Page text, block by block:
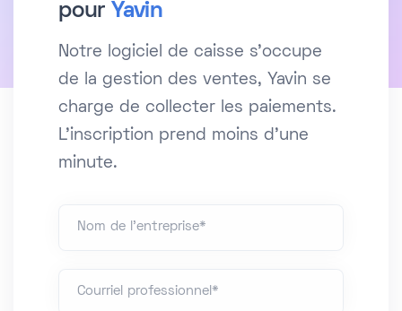
pour Yavin
Notre logiciel de caisse s'occupe
de la gestion des ventes, Yavin se
charge de collecter les paiements.
L'inscription prend moins d'une
minute.
Nom de l'entreprise*
Courriel professionnel*